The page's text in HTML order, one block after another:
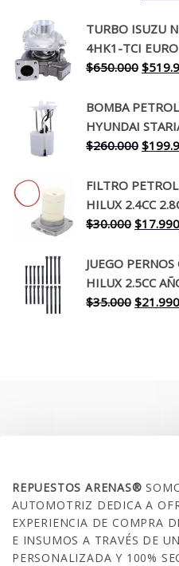
original
era:
TURBO ISUZU
4HK1-TCI
$650.000 El
original
era:
$
BOMBA
HYUNDAI
$260.000 El
original
era:
$
FILTRO
HILUX 2.4CC
$30.000 El
original
era:
$30.000.
$17.990
JUEGO
HILUX 2.5CC
$35.000 El
$21.990
REPUESTOS ARENAS®
AUTOMOTRIZ DEDICA A
EXPERIENCIA DE COMPRA
E INSUMOS A TRAVÉS DE
PERSONALIZADA Y 100%